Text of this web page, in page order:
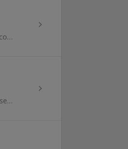
Tous vos achats La Redoute via les cartes cadeaux Ma Carte Cadeau pour économiser un maximum sur vos achats en ligne comme en magasin - accessoires...
Que vous soyez le propriétaire d’un chien, d’un chat, d’un petit animal, d’un oiseau ou d’un poisson, une chose est sûre : votre animal a besoin d’...